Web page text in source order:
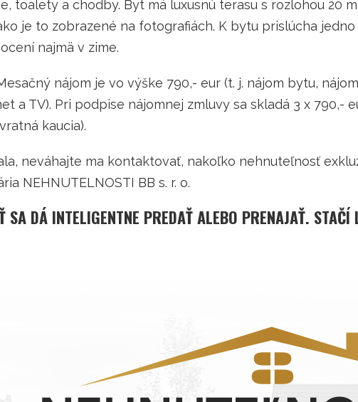
toalety a chodby. Byt má luxusnú terasu s rozlohou 20
je to zobrazené na fotografiách. K bytu prislúcha jedno
najmä v zime.
nájom je vo výške 790,- eur (t. j. nájom bytu,
a TV). Pri podpise nájomnej zmluvy sa skladá 3 x 790,-
kaucia).
neváhajte ma kontaktovať, nakoľko nehnuteľnosť
NEHNUTELNOSTI BB s. r. o.
SA DÁ INTELIGENTNE PREDAŤ ALEBO PRENAJAŤ. STAČÍ